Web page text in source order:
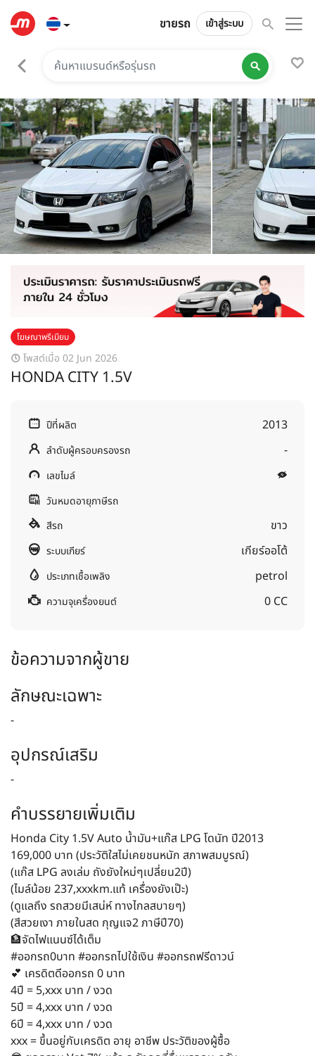
ขายรถ เข้าสู่ระบบ
โฆษณาพรีเมียม
โพสต์เมื่อ 02 Jun 2026
HONDA CITY 1.5V
ปีที่ผลิต 2013
ลำดับผู้ครอบครองรถ -
เลขไมล์
วันหมดอายุภาษีรถ
สีรถ
ขาว
ระบบเกียร์ เกียร์ออโต้
ประเภทเชื้อเพลิง petrol
ความจุเครื่องยนต์ 0 CC
ข้อความจากผู้ขาย
ลักษณะเฉพาะ
-
อุปกรณ์เสริม
-
คำบรรยายเพิ่มเติม
Honda City 1.5V Auto น้ำมัน+แก๊ส LPG โดนัท ปี2013
169,000 บาท (ประวัติใสไม่เคยชนหนัก สภาพสมบูรณ์)
(แก๊ส LPG ลงเล่ม ถังยังใหม่ๆเปลี่ยน2ปี)
(ไมล์น้อย 237,xxxkm.แท้ เครื่องยังเป๊ะ)
(ดูแลถึง รถสวยมีเสน่ห์ ทางไกลสบายๆ)
(สีสวยเงา ภายในสด กุญแจ2 ภาษีปี70)
🏦จัดไฟแนนซ์ได้เต็ม
#ออกรถ0บาท #ออกรถไปใช้เงิน #ออกรถฟรีดาวน์
💕 เครดิตดีออกรถ 0 บาท
4ปี = 5,xxx บาท / งวด
5ปี = 4,xxx บาท / งวด
6ปี = 4,xxx บาท / งวด
xxx = ขึ้นอยู่กับเครดิต อายุ อาชีพ ประวัติของผู้ซื้อ